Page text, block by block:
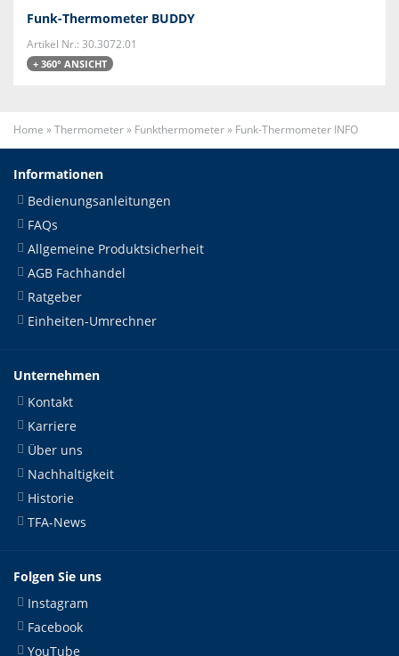
Funk-Thermometer BUDDY
Artikel Nr.: 30.3072.01
+ 360° ANSICHT
Home »Thermometer» Funkthermometer» Funk-Thermometer INFO
Informationen
Bedienungsanleitungen
FAQs
Allgemeine Produktsicherheit
AGB Fachhandel
Ratgeber
Einheiten-Umrechner
Unternehmen
Kontakt
Karriere
Über uns
Nachhaltigkeit
Historie
TFA-News
Folgen Sie uns
Instagram
Facebook
YouTube